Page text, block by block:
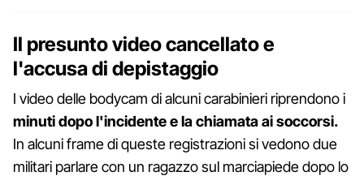
Il presunto video cancellato e
l'accusa di depistaggio
I video delle bodycam di alcuni carabinieri riprendono i
minuti dopo l'incidente e la chiamata ai soccorsi.
In alcuni frame di queste registrazioni si vedono due
militari parlare con un ragazzo sul marciapiede dopo lo